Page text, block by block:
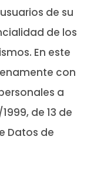
de su
de los
En este
con
a
de 13 de
Datos de